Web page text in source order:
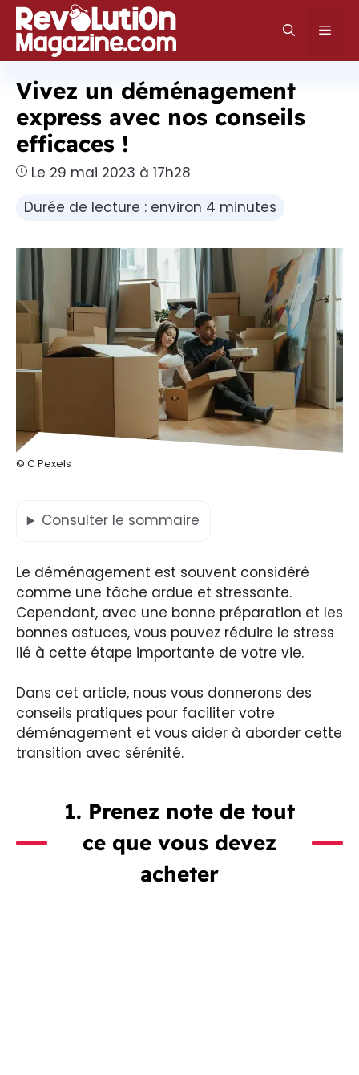
Aller
au
contenu
Vivez un déménagement
express avec nos conseils
efficaces !
Le 29 mai 2023 à 17h28
Durée de lecture : environ 4 minutes
© C Pexels
Consulter le sommaire
Le déménagement est souvent considéré
comme une tâche ardue et stressante.
Cependant, avec une bonne préparation et les
bonnes astuces, vous pouvez réduire le stress
lié à cette étape importante de votre vie.
Dans cet article, nous vous donnerons des
conseils pratiques pour faciliter votre
déménagement et vous aider à aborder cette
transition avec sérénité.
1. Prenez note de tout
ce que vous devez
acheter